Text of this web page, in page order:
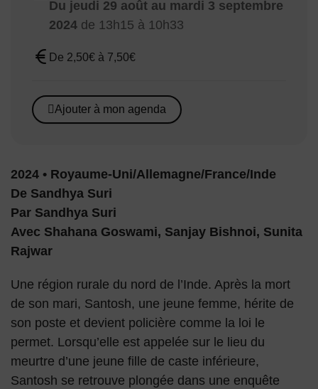
Du jeudi 29 août au mardi 3 septembre
2024 de 13h15 à 10h33
Tarif :
De 2,50€ à 7,50€
Ajouter à mon agenda
2024 • Royaume-Uni/Allemagne/France/Inde
De Sandhya Suri
Par Sandhya Suri
Avec Shahana Goswami, Sanjay Bishnoi, Sunita
Rajwar
Une région rurale du nord de l’Inde. Après la mort
de son mari, Santosh, une jeune femme, hérite de
son poste et devient policière comme la loi le
permet. Lorsqu’elle est appelée sur le lieu du
meurtre d’une jeune fille de caste inférieure,
Santosh se retrouve plongée dans une enquête